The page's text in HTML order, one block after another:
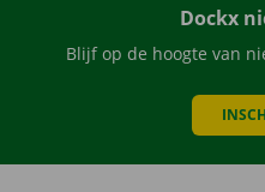
Dockx
Blijf op de hoogte van